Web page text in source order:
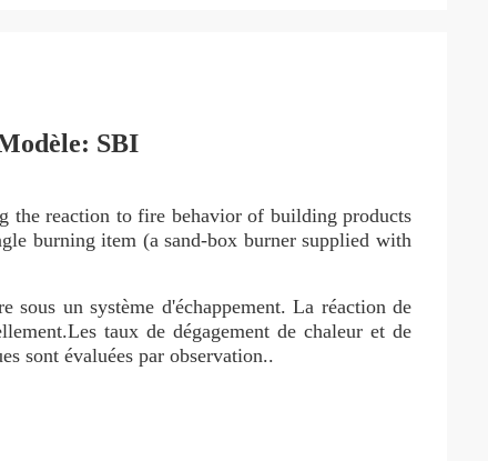
SBI
the reaction to fire behavior of building products
burning item (a sand-box burner supplied with
un système d'échappement. La réaction de
taux de dégagement de chaleur et de
sont évaluées par observation..